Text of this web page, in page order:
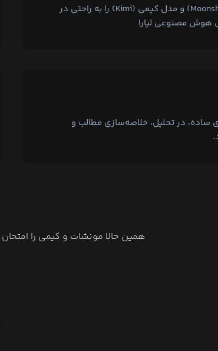
هوش مصنوعی مونشات ای آی (Moonshot AI) و مدل کیمی (Kimi) را به راحتی در
هوش مصنوعی لیارا
در تحلیل، خلاصه‌سازی مطالب و
همین حالا مونشات و کیمی را امتحان